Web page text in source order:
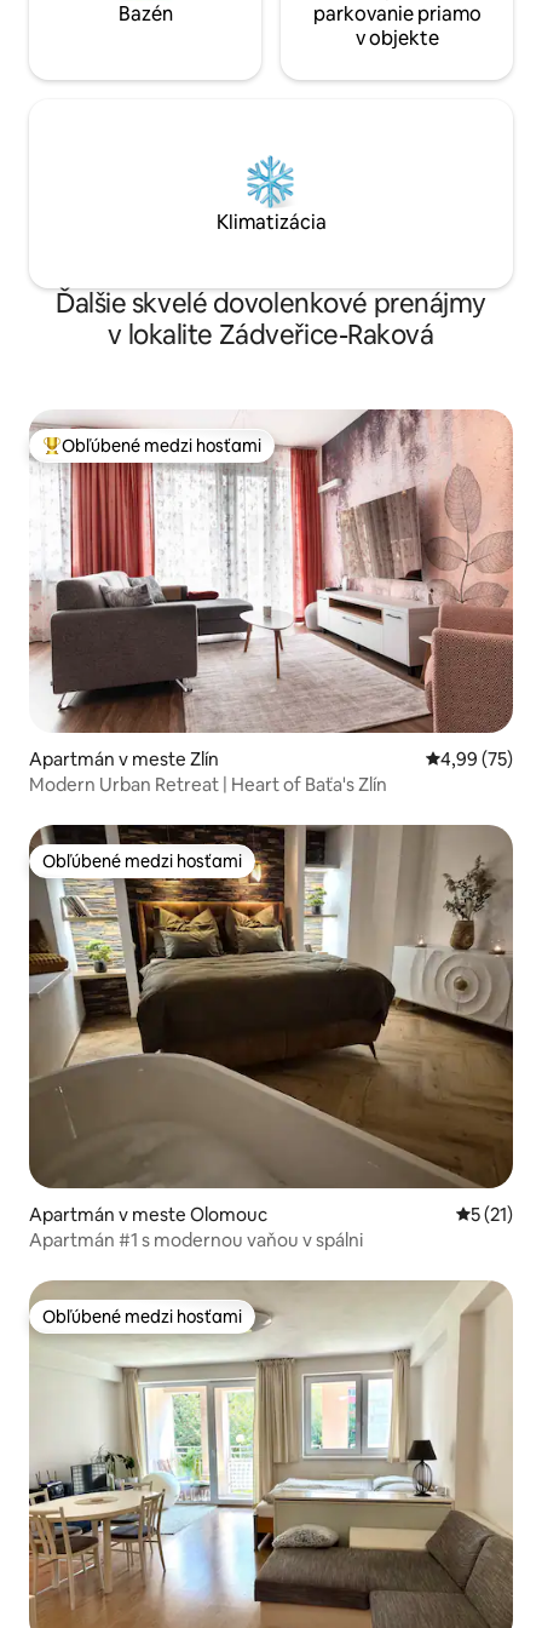
Bazén
parkovanie priamo
v objekte
Klimatizácia
Ďalšie skvelé dovolenkové prenájmy
v lokalite Zádveřice-Raková
Najobľúbenejšie medzi hosťami
Obľúbené medzi hosťami
Apartmán v meste Zlín Priemerné
4,99 (75)
Modern Urban Retreat | Heart of Baťa's Zlín
Obľúbené medzi hosťami
Obľúbené medzi hosťami
Apartmán v meste Olomouc
5 (21)
Apartmán #1 s modernou vaňou v spálni
Obľúbené medzi hosťami
Obľúbené medzi hosťami